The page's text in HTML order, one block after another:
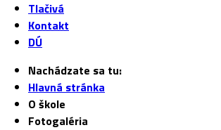
Tlačivá
Kontakt
DÚ
Nachádzate sa tu:
Hlavná stránka
O škole
Fotogaléria